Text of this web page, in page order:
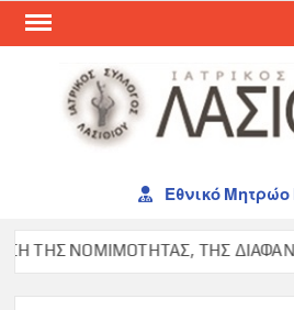
Skip
Εθνικό Μητρώο
ΝΟΜΙΜΟΤΗΤΑΣ, ΤΗΣ